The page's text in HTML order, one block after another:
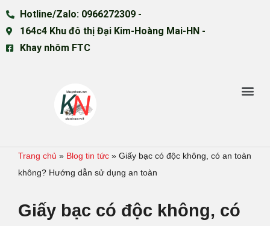
Hotline/Zalo: 0966272309 -
164c4 Khu đô thị Đại Kim-Hoàng Mai-HN -
Khay nhôm FTC
Trang chủ » Blog tin tức » Giấy bạc có độc không, có an toàn
không? Hướng dẫn sử dụng an toàn
Giấy bạc có độc không, có